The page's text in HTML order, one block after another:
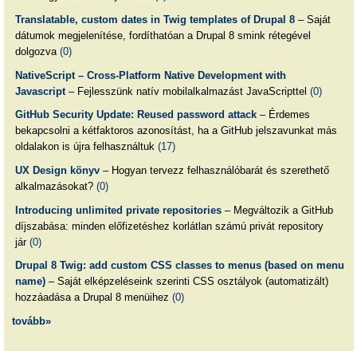
Translatable, custom dates in Twig templates of Drupal 8– Saját
dátumok megjelenítése, fordíthatóan a Drupal 8 smink rétegével
dolgozva (0)
NativeScript – Cross-Platform Native Development with
Javascript– Fejlesszünk natív mobilalkalmazást JavaScripttel (0)
GitHub Security Update: Reused password attack– Érdemes
bekapcsolni a kétfaktoros azonosítást, ha a GitHub jelszavunkat más
oldalakon is újra felhasználtuk (17)
UX Design könyv– Hogyan tervezz felhasználóbarát és szerethető
alkalmazásokat? (0)
Introducing unlimited private repositories– Megváltozik a GitHub
díjszabása: minden előfizetéshez korlátlan számú privát repository
jár (0)
Drupal 8 Twig: add custom CSS classes to menus (based on menu
name)– Saját elképzeléseink szerinti CSS osztályok (automatizált)
hozzáadása a Drupal 8 menüihez (0)
tovább»